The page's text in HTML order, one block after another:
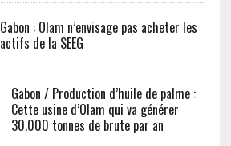
Gabon : Olam n’envisage pas acheter les
actifs de la SEEG
Gabon / Production d’huile de palme :
Cette usine d’Olam qui va générer
30.000 tonnes de brute par an